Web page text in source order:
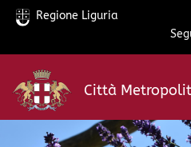
Salta
contenuto
principale
Regione Liguria
Città